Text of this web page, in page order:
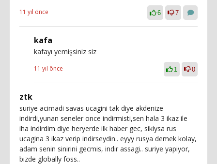
11 yıl önce 6 7
kafa
kafayı yemişsiniz siz
11 yıl önce 1 0
ztk
suriye acimadi savas ucagini tak diye akdenize
indirdi,yunan seneler once indirmisti,sen hala 3 ikaz ile
iha indirdim diye heryerde ilk haber gec, sikiysa rus
ucagina 3 ikaz verip indirseydin.. eyyy rusya demek kolay,
adam senin sinirini gecmis, indir assagi.. suriye yapiyor,
bizde globally foss..